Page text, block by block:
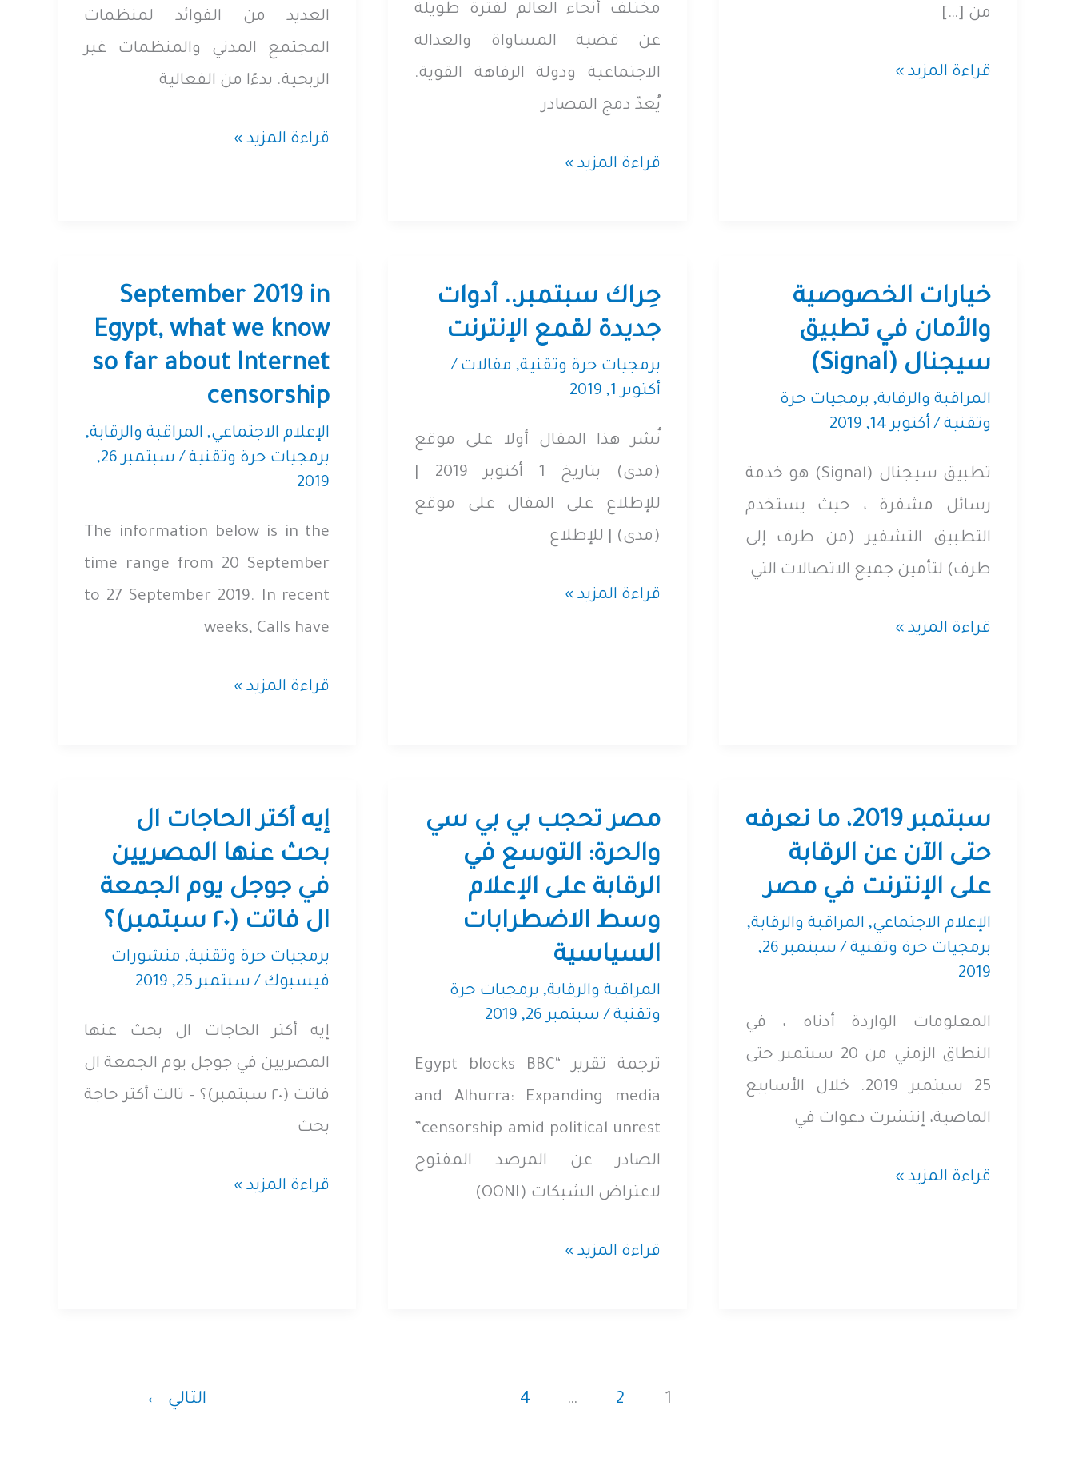
من […]
هل
قراءة المزيد »
مختلف أنحاء العالم لفترة طويلة
عن قضية المساواة والعدالة
الاجتماعية ودولة الرفاهة القوية.
يُعدّ دمج المصادر
٦
تبني
المصادر
المفتوحة
فعل
للأحزاب
الاشتراكية
قراءة المزيد »
العديد من الفوائد لمنظمات
المجتمع المدني والمنظمات غير
الربحية. بدءًا من الفعالية
من
مفتوحة
المصدر
للمجتمع
المدني
قراءة المزيد »
خيارات الخصوصية
والأمان في تطبيق
سيجنال (Signal)
المراقبة والرقابة, برمجيات حرة
وتقنية / أكتوبر 14, 2019
تطبيق سيجنال (Signal) هو خدمة
رسائل مشفرة ، حيث يستخدم
التطبيق التشفير (من طرف إلى
طرف) لتأمين جميع الاتصالات التي
خيارات
(Signal)
قراءة المزيد »
حِراك سبتمبر.. أدوات
جديدة لقمع الإنترنت
برمجيات حرة وتقنية, مقالات /
أكتوبر 1, 2019
نٌشر هذا المقال أولا على موقع
للإطلاع على المقال على موقع
(مدى) | للإطلاع
حِراك
قراءة المزيد »
September 2019 in
Egypt, what we know
so far about Internet
censorship
الإعلام الاجتماعي, المراقبة والرقابة,
برمجيات حرة وتقنية/
سبتمبر 26,
2019
The information below is in the
time range from 20 September
to 27 September 2019. In recent
weeks, Calls have
September
what
we
know
so
about
censorship
قراءة المزيد »
سبتمبر 2019، ما نعرفه
حتى الآن عن الرقابة
على الإنترنت في مصر
الإعلام الاجتماعي, المراقبة والرقابة,
برمجيات حرة وتقنية /
سبتمبر 26,
2019
المعلومات الواردة أدناه ، في
النطاق الزمني من 20 سبتمبر حتى
25 سبتمبر 2019. خلال الأسابيع
الماضية، إنتشرت دعوات في
سبتمبر
قراءة المزيد »
مصر تحجب بي بي سي
والحرة: التوسع في
الرقابة على الإعلام
وسط الاضطرابات
السياسية
المراقبة والرقابة, برمجيات حرة
وتقنية / سبتمبر 26, 2019
ترجمة تقرير “Egypt blocks BBC
and Alhurra: Expanding media
censorship amid political unrest”
الصادر عن المرصد المفتوح
لاعتراض الشبكات (OONI)
مصر
قراءة المزيد »
إيه أكتر الحاجات ال
بحث عنها المصريين
في جوجل يوم الجمعة
ال فاتت (٢٠ سبتمبر)؟
برمجيات حرة وتقنية, منشورات
فيسبوك / سبتمبر 25, 2019
إيه أكتر الحاجات ال بحث عنها
المصريين في جوجل يوم الجمعة ال
فاتت (٢٠ سبتمبر)؟ – تالت أكتر حاجة
بحث
إيه
قراءة المزيد »
1
2
…
4 التالي ←